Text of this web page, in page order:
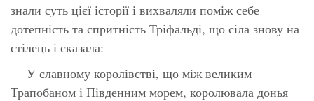
знали суть цієї історії і вихваляли поміж себе
дотепність та спритність Тріфальді, що сіла знову на
стілець і сказала:
— У славному королівстві, що між великим
Трапобаном і Південним морем, королювала донья